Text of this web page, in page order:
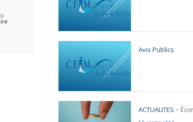
Avis Publics
ACTUALITES •